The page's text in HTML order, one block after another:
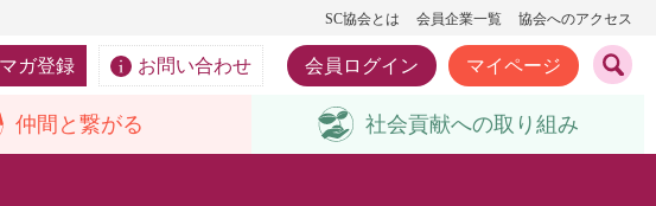
SC協会とは 会員企業一覧 協会へのアクセス
ガ登録 お問い合わせ 会員ログイン マイページ
仲間と 繋がる 社会貢献への取り組み